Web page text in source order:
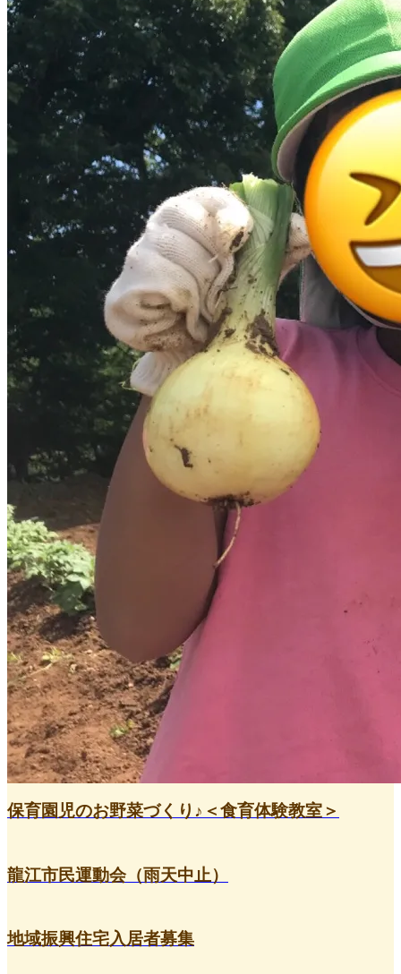
保育園児のお野菜づくり♪＜食育体験教室＞
龍江市民運動会（雨天中止）
地域振興住宅入居者募集